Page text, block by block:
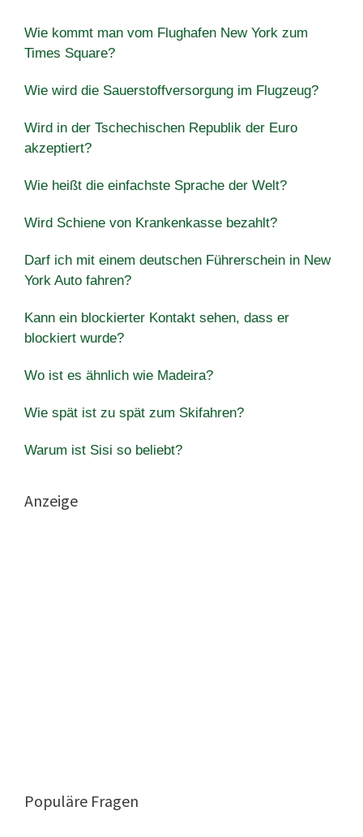
Wie kommt man vom Flughafen New York zum
Times Square?
Wie wird die Sauerstoffversorgung im Flugzeug?
Wird in der Tschechischen Republik der Euro
akzeptiert?
Wie heißt die einfachste Sprache der Welt?
Wird Schiene von Krankenkasse bezahlt?
Darf ich mit einem deutschen Führerschein in New
York Auto fahren?
Kann ein blockierter Kontakt sehen, dass er
blockiert wurde?
Wo ist es ähnlich wie Madeira?
Wie spät ist zu spät zum Skifahren?
Warum ist Sisi so beliebt?
Anzeige
Populäre Fragen